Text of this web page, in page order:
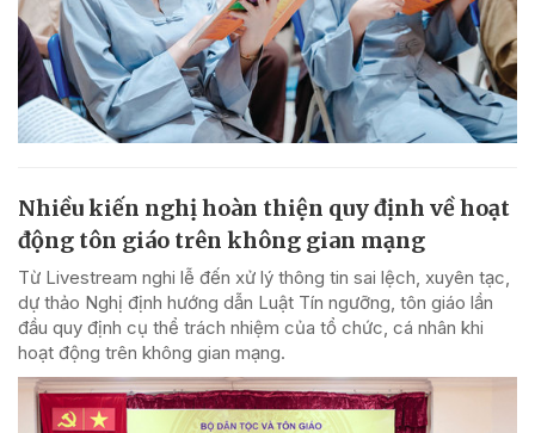
Nhiều kiến nghị hoàn thiện quy định về hoạt
động tôn giáo trên không gian mạng
Từ Livestream nghi lễ đến xử lý thông tin sai lệch, xuyên tạc,
dự thảo Nghị định hướng dẫn Luật Tín ngưỡng, tôn giáo lần
đầu quy định cụ thể trách nhiệm của tổ chức, cá nhân khi
hoạt động trên không gian mạng.